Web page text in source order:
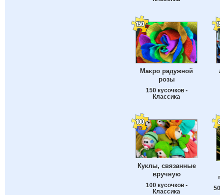
Макро радужной
розы
150 кусочков -
Классика
Куклы, связанные
вручную
100 кусочков -
Классика